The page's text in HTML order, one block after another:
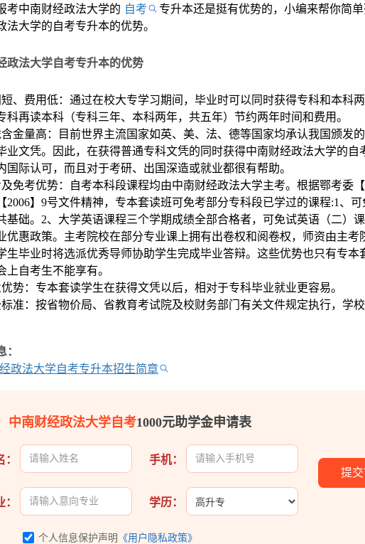
考中南财经政法大学的 自考
专升本还是挺有优势的，小编来帮你简
法大学的自考专升本的优势。
政法大学自考专升本的优势
、费用低：通过在校大专学习期间，毕业时可以同时获得专科和本科
科再读本科（专科三年、本科两年，共五年）节约两年时间和费用。
金量高：目前世界主流国家如英、美、法、德等国家均承认我国颁发
业文凭。因此，在获得普通专科文凭的同时获得中南财经政法大学的自
国际认可，而且对于考研、出国深造或就业都很有帮助。
免考优势：自考本科段课程均由中南财经政法大学主考。根据鄂考委【
2006】9号文件精神，专本套读班可免考部分专科段已学过的课程:1、
基础。2、大学英语课程三个学期成绩全部合格者，可免试英语（二）
优惠政策。主考院校在部分专业课上拥有出卷权和阅卷权，师资由主考
生毕业时将选派优秀导师协助学生完成毕业答辩。这些优势也只有专本
上自考生不能享有。
势：专本套读学生在获得文凭以后，相对于专科毕业就业更容易。
准：按省物价局、省教育考试院及校财务部门有关文件规定执行，学
：
政法大学自考专升本招生简章
中南财经政法大学自考1000元助学金申请表
手机：
学历：
个人信息保护声明 《用户隐私政策》